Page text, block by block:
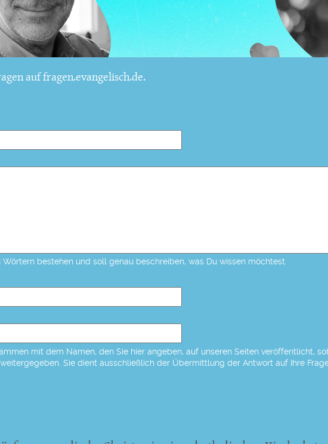
auf fragen.evangelisch.de.
bestehen und soll genau beschreiben, was Du wissen möchtest.
mit dem Namen, den Sie hier angeben, auf unseren Seiten veröffentlicht,
Sie dient ausschließlich der Übermittlung der Antwort auf Ihre